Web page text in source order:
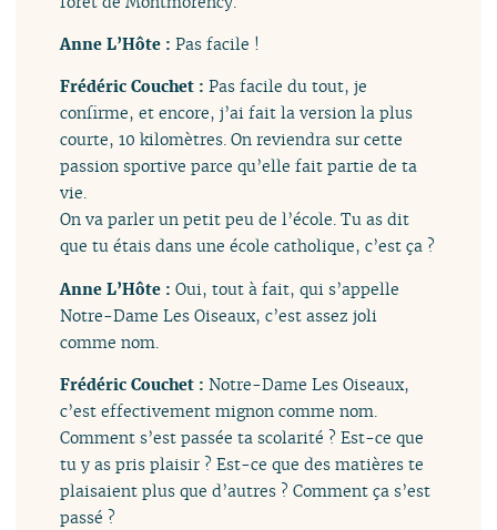
Anne L’Hôte :Pas facile !
Frédéric Couchet :Pas facile du tout, je
confirme, et encore, j’ai fait la version la plus
courte, 10 kilomètres. On reviendra sur cette
passion sportive parce qu’elle fait partie de ta
vie.
On va parler un petit peu de l’école. Tu as dit
que tu étais dans une école catholique, c’est ça ?
Anne L’Hôte :Oui, tout à fait, qui s’appelle
Notre-Dame Les Oiseaux, c’est assez joli
comme nom.
Frédéric Couchet :Notre-Dame Les Oiseaux,
c’est effectivement mignon comme nom.
Comment s’est passée ta scolarité ? Est-ce que
tu y as pris plaisir ? Est-ce que des matières te
plaisaient plus que d’autres ? Comment ça s’est
passé ?